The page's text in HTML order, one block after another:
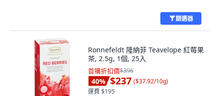
篩選器
Ronnefeldt 隆納菲 Teavelope 紅莓果
茶, 2.5g, 1個, 25入
首購折扣價$396
40% $237 ($37.92/10g)
運費 $195